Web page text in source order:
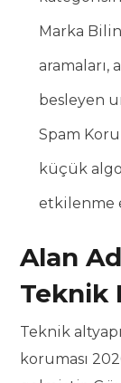
Marka
aramaları,
besleyen
Spam
küçük
etkilenme
Alan
Teknik
Teknik
koruması